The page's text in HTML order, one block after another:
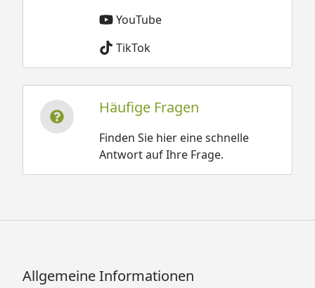
YouTube
TikTok
Häufige Fragen
Finden Sie hier eine schnelle
Antwort auf Ihre Frage.
Allgemeine Informationen